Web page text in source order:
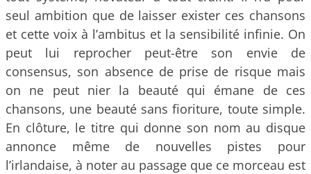
seul ambition que de laisser exister ces chansons
et cette voix à l’ambitus et la sensibilité infinie. On
peut lui reprocher peut-être son envie de
consensus, son absence de prise de risque mais
on ne peut nier la beauté qui émane de ces
chansons, une beauté sans fioriture, toute simple.
En clôture, le titre qui donne son nom au disque
annonce même de nouvelles pistes pour
l’irlandaise, à noter au passage que ce morceau est